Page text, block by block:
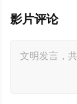
影片评论